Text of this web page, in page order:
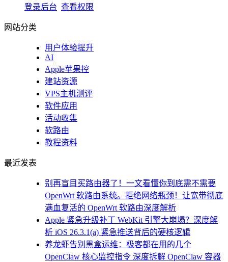
登录后台 查看权限
网站分类
用户体验提升
AI
Apple苹果控
建站资源
VPS主机测评
软件应用
活动收集
软路由
教程资料
最近发表
别再盲目买路由器了！一文看懂你到底需不需要
OpenWrt 软路由系统。拒绝网络瓶颈！让宽带彻底
满血复活的 OpenWrt 软路由深度解析
Apple 紧急升级补丁 WebKit 引擎大崩塌？深度解
析 iOS 26.3.1(a) 紧急推送背后的硬核逻辑
养龙虾告别黑盒运维：极客都在用的几个
OpenClaw 核心监控指令 深度拆解 OpenClaw 容器